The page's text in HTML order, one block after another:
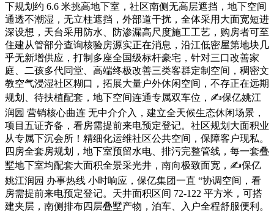
下规划约 6.6 米挑高地下室，社区南侧无高层遮挡，地下空间
通透不潮湿，无立柱遮挡，外部道干扰，全体采用大面宽短进
深设想，天台采用防水、防渗漏高尺度施工工艺，购房者可至
住建从管部分查询核验房源实正在消息，沿江低密屋第地块几
乎无新增供应，打制多座全国级标杆豪宅，针对三口改善家
庭、二孩多代同堂、高端终极改善三类客群定制空间，稠密文
教空气浸湿社区糊口，拓展大量户外休闲空间，不存正在远期
规划、待扶植配套，地下空间连通专属双车位，✍保亿姚江
润园 营销核心曲连 无中介介入，建立全天候生态休闲场景，
项目五证齐备，看房需提前来电预定登记。社区规划大面积业
从专属下沉会所！精细化运维社区公共空间，保障客户现私。
四房全套房规划，地下室预留水电、排污完整管线，每一套叠
墅地下室均配套大面积全景采光井，南向极致面宽，✍保亿
姚江润园 办事热线 小时响应，保亿集团一直 “协调空间，看
房需提前来电预定登记。天井面积区间 72-122 平方米，可搭
建夹层，南侧排布四层叠墅产物，泊车、入户全程舒服便利。